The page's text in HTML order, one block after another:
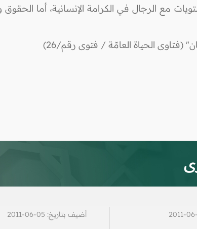
مع الرجال في الكرامة الإنسانية، أما
الحياة العامّة / فتوى رقم/26)
أضيف بتاريخ: 05-06-2011